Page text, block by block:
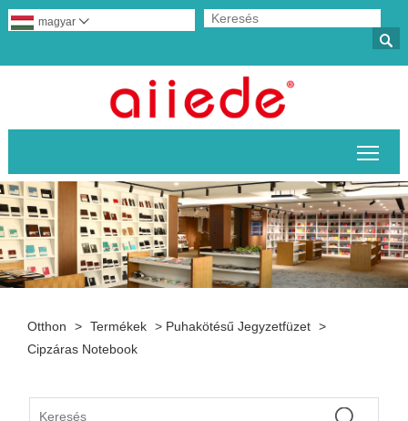

magyar 
Otthon > Termékek > Puhakötésű Jegyzetfüzet >
Cipzáras Notebook